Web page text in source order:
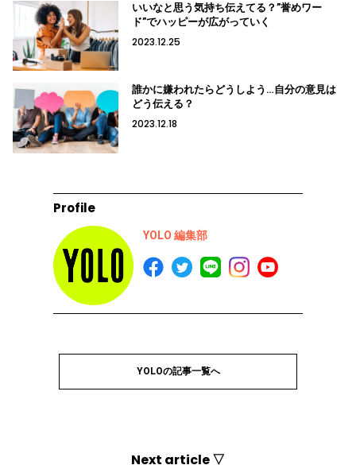
いいなと思う気持ち伝えてる？”誉めワー
ド”でハッピーが広がっていく
2023.12.25
誰かに嫌われたらどうしよう…自分の意見は
どう伝える？
2023.12.18
Profile
YOLO 編集部
YOLOの記事一覧へ
Next article ▽